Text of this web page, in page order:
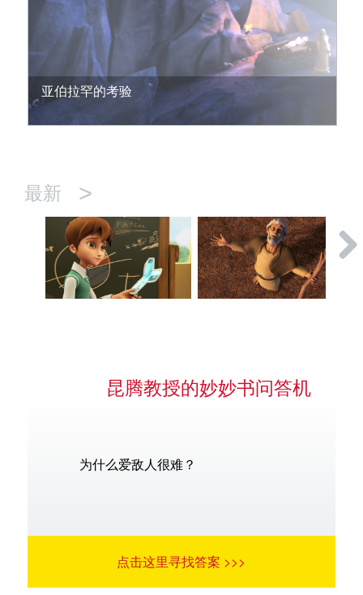
亚伯拉罕的考验
最新 >
昆腾教授的妙妙书问答机
为什么爱敌人很难？
点击这里寻找答案 >>>